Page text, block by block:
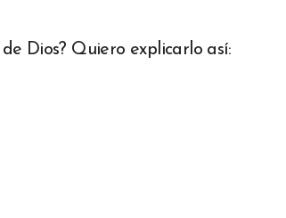
Dios? Quiero explicarlo así: